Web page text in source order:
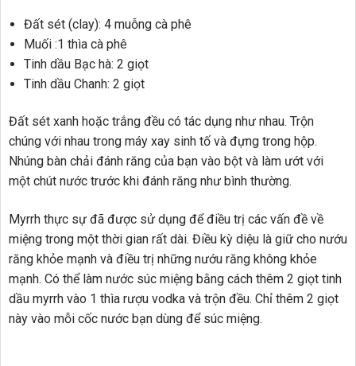
Đất sét (clay): 4 muỗng cà phê
Muối :1 thìa cà phê
Tinh dầu Bạc hà: 2 giọt
Tinh dầu Chanh: 2 giọt
Đất sét xanh hoặc trắng đều có tác dụng như nhau. Trộn
chúng với nhau trong máy xay sinh tố và đựng trong hộp.
Nhúng bàn chải đánh răng của bạn vào bột và làm ướt với
một chút nước trước khi đánh răng như bình thường.
Myrrh thực sự đã được sử dụng để điều trị các vấn đề về
miệng trong một thời gian rất dài. Điều kỳ diệu là giữ cho nướu
răng khỏe mạnh và điều trị những nướu răng không khỏe
mạnh. Có thể làm nước súc miệng bằng cách thêm 2 giọt tinh
dầu myrrh vào 1 thìa rượu vodka và trộn đều. Chỉ thêm 2 giọt
này vào mỗi cốc nước bạn dùng để súc miệng.